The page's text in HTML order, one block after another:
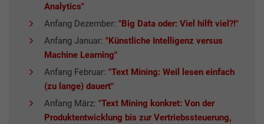
Analytics"
Anfang Dezember: "Big Data oder: Viel hilft viel?!"
Anfang Januar: "Künstliche Intelligenz versus
Machine Learning"
Anfang Februar: "Text Mining: Weil lesen einfach
(zu lange) dauert"
Anfang März: "Text Mining konkret: Von der
Produktentwicklung bis zur Vertriebssteuerung,